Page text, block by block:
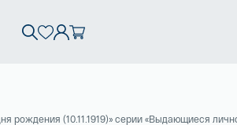
(10.11.1919)» серии «Выдающиеся